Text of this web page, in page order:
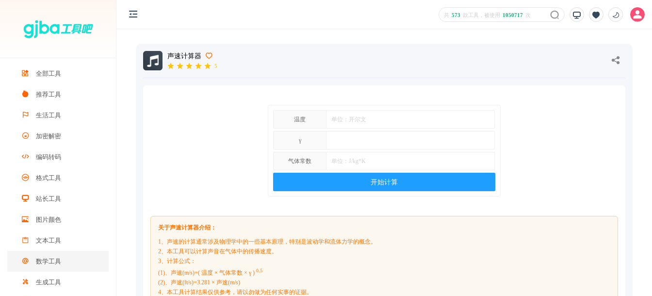
全部工具
推荐工具
生活工具
加密解密
编码转码
格式工具
站长工具
图片颜色
文本工具
数学工具
生成工具
共 573 款工具，被使用 1050717 次
声速计算器
5
温度
γ
气体常数
开始计算
关于声速计算器介绍：
1、声速的计算通常涉及物理学中的一些基本原理，特别是波动学和流体力学的概念。
2、本工具可以计算声音在气体中的传播速度。
3、计算公式：
(1)、声速(m/s)=( 温度 × 气体常数 × γ ) 0.5
(2)、声速(ft/s)=3.281 × 声速(m/s)
4、本工具计算结果仅供参考，请以勿做为任何实事的证据。